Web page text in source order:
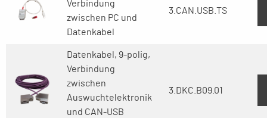
Verbindung
zwischen PC und
Datenkabel
3.CAN.USB.TS
Datenkabel, 9-polig,
Verbindung
zwischen
Auswuchtelektronik
und CAN-USB
3.DKC.B09.01